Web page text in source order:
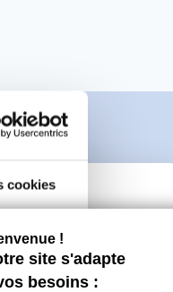
cookies
un compte.